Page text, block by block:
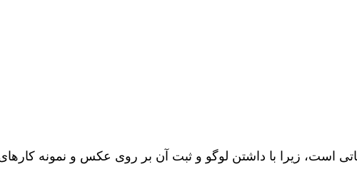
است، زیرا با داشتن لوگو و ثبت آن بر روی عکس و نمونه